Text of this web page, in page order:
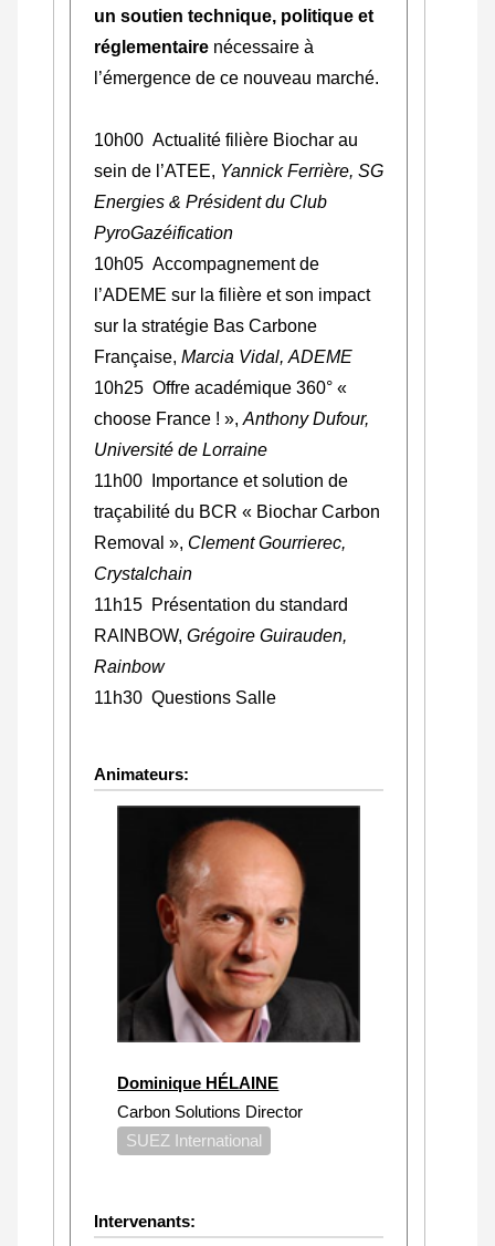
un soutien technique, politique et
réglementaire nécessaire à
l’émergence de ce nouveau marché.
10h00 Actualité filière Biochar au
sein de l’ATEE, Yannick Ferrière, SG
Energies & Président du Club
PyroGazéification
10h05 Accompagnement de
l’ADEME sur la filière et son impact
sur la stratégie Bas Carbone
Française,Marcia Vidal, ADEME
10h25 Offre académique 360° «
choose France ! »,Anthony Dufour,
Université de Lorraine
11h00 Importance et solution de
traçabilité du BCR « Biochar Carbon
Removal », Clement Gourrierec,
Crystalchain
11h15 Présentation du standard
RAINBOW,Grégoire Guirauden,
Rainbow
11h30 Questions Salle
Animateurs:
Dominique HÉLAINE
Carbon Solutions Director
SUEZ International
Intervenants: